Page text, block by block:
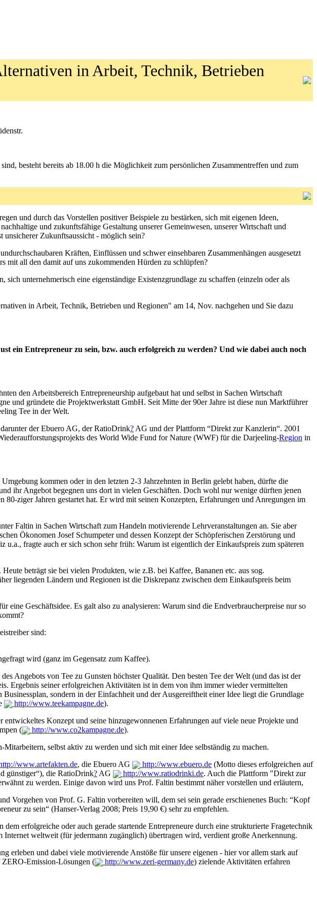
in Arbeit, Technik, Betrieben
besteht bereits ab 18.00 h die Möglichkeit zum persönlichen Zusammentreffen und zum
und durch das Vorstellen positiver Beispiele zu bestärken, sich mit eigenen Ideen,
und zukunftsfähige Gestaltung unserer Gemeinwesen, unserer Wirtschaft und
unsicherer Zukunftsaussicht - möglich sein?
Kräften, Einflüssen und schwer einsehbaren Zusammenhängen ausgesetzt
mit all den damit auf uns zukommenden Hürden zu schlüpfen?
unternehmerisch eine eigenständige Existenzgrundlage zu schaffen (einzeln oder als
in Arbeit, Technik, Betrieben und Regionen" am 14, Nov. nachgehen und Sie dazu
ein Entrepreneur zu sein, bzw. auch erfolgreich zu werden? Und wie dabei auch noch
den Arbeitsbereich Entrepreneurship aufgebaut hat und selbst in Sachen Wirtschaft
und gründete die Projektwerkstatt GmbH. Seit Mitte der 90er Jahre ist diese nun Marktführer
Tee in der Welt.
der Ebuero AG, der RatioDrink? AG und der Plattform “Direkt zur Kanzlerin“. 2001
des World Wide Fund for Nature (WWF) für die Darjeeling-Region in
kommen oder in den letzten 2-3 Jahrzehnten in Berlin gelebt haben, dürfte die
ihr Angebot begegnen uns dort in vielen Geschäften. Doch wohl nur wenige dürften jenen
ziger Jahren gestartet hat. Er wird mit seinen Konzepten, Erfahrungen und Anregungen im
Faltin in Sachen Wirtschaft zum Handeln motivierende Lehrveranstaltungen an. Sie aber
Ökonomen Josef Schumpeter und dessen Konzept der Schöpferischen Zerstörung und
fragte auch er sich schon sehr früh: Warum ist eigentlich der Einkaufspreis zum späteren
beträgt sie bei vielen Produkten, wie z.B. bei Kaffee, Bananen etc. aus sog.
liegenden Ländern und Regionen ist die Diskrepanz zwischen dem Einkaufspreis beim
Geschäftsidee. Es galt also zu analysieren: Warum sind die Endverbraucherpreise nur so
sind:
wird (ganz im Gegensatz zum Kaffee).
Angebots von Tee zu Gunsten höchster Qualität. Den besten Tee der Welt (und das ist der
Ergebnis seiner erfolgreichen Aktivitäten ist in dem von ihm immer wieder vermittelten
sondern in der Einfachheit und der Ausgereiftheit einer Idee liegt die Grundlage
http://www.teekampagne.de).
Konzept und seine hinzugewonnenen Erfahrungen auf viele neue Projekte und
(
http://www.co2kampagne.de).
selbst aktiv zu werden und sich mit einer Idee selbständig zu machen.
www.artefakten.de, die Ebuero AG http://www.ebuero.de (Motto dieses erfolgreichen auf
günstiger“), die RatioDrink? AG http://www.ratiodrinki.de. Auch die Plattform "Direkt zur
zu werden. Einige davon wird uns Prof. Faltin bestimmt näher vorstellen und erläutern,
Vorgehen von Prof. G. Faltin vorbereiten will, dem sei sein gerade erschienenes Buch: “Kopf
zu sein“ (Hanser-Verlag 2008; Preis 19,90 €) sehr zu empfehlen.
erfolgreiche oder auch gerade startende Entrepreneure durch eine strukturierte Fragetechnik
weltweit (für jedermann zugänglich) übertragen wird, verdient große Anerkennung.
erleben und dabei viele motivierende Anstöße für unsere eigenen - hier vor allem stark auf
ZERO-Emission-Lösungen ( http://www.zeri-germany.de) zielende Aktivitäten erfahren